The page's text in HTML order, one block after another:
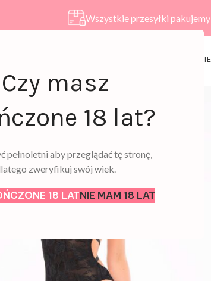
Czy masz
18 lat?
pełnoletni aby przeglądać tę stronę,
zweryfikuj swój wiek.
18 LATNIE MAM 18 LAT
Wszystkie przesyłki